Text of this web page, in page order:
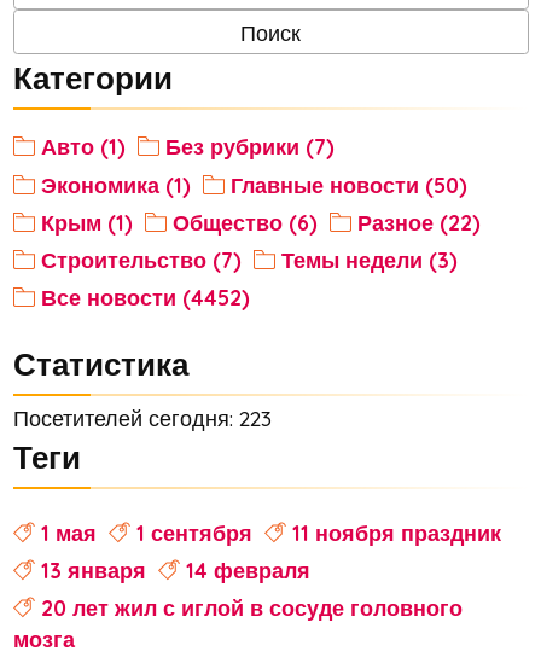
Категории
Авто (1)
Без рубрики (7)
Экономика (1)
Главные новости (50)
Крым (1)
Общество (6)
Разное (22)
Строительство (7)
Темы недели (3)
Все новости (4452)
Статистика
Посетителей сегодня: 223
Теги
1 мая 1 сентября
11 ноября праздник
13 января
14 февраля
20 лет жил с иглой в сосуде головного
мозга